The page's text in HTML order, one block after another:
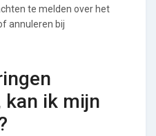
te melden over het
annuleren bij
kan ik mijn